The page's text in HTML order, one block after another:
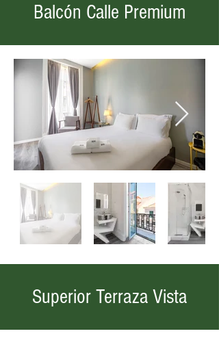
Balcón Calle Premium
Superior Terraza Vista